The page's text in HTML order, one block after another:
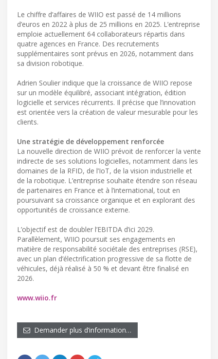
Le chiffre d’affaires de WIIO est passé de 14 millions
d’euros en 2022 à plus de 25 millions en 2025. L’entreprise
emploie actuellement 64 collaborateurs répartis dans
quatre agences en France. Des recrutements
supplémentaires sont prévus en 2026, notamment dans
sa division robotique.
Adrien Soulier indique que la croissance de WIIO repose
sur un modèle équilibré, associant intégration, édition
logicielle et services récurrents. Il précise que l’innovation
est orientée vers la création de valeur mesurable pour les
clients.
Une stratégie de développement renforcée
La nouvelle direction de WIIO prévoit de renforcer la vente
indirecte de ses solutions logicielles, notamment dans les
domaines de la RFID, de l’IoT, de la vision industrielle et
de la robotique. L’entreprise souhaite étendre son réseau
de partenaires en France et à l’international, tout en
poursuivant sa croissance organique et en explorant des
opportunités de croissance externe.
L’objectif est de doubler l’EBITDA d’ici 2029.
Parallèlement, WIIO poursuit ses engagements en
matière de responsabilité sociétale des entreprises (RSE),
avec un plan d’électrification progressive de sa flotte de
véhicules, déjà réalisé à 50 % et devant être finalisé en
2026.
www.wiio.fr
Demander plus d’information…